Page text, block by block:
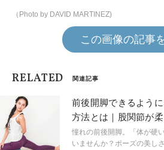
（Photo by DAVID MARTINEZ)
この画像の記事
RELATED 関連記事
前後開脚できるよう
方法とは｜股関節が
トレッチ
憧れの前後開脚。「体が硬
いませんか？ポーズの美し